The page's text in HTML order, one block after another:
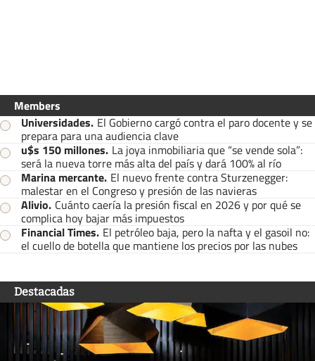
Members
Universidades. El Gobierno cargó contra el paro docente y se
prepara para una audiencia clave
u$s 150 millones. La joya inmobiliaria que “se vende sola”:
será la nueva torre más alta del país y dará 100% al río
Marina mercante. El nuevo frente contra Sturzenegger:
malestar en el Congreso y presión de las navieras
Alivio. Cuánto caería la presión fiscal en 2026 y por qué se
complica hoy bajar más impuestos
Financial Times. El petróleo baja, pero la nafta y el gasoil no:
el cuello de botella que mantiene los precios por las nubes
Destacadas